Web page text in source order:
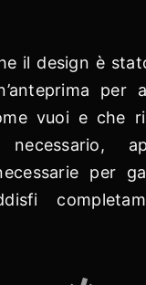
il design è
per
vuoi e che
per